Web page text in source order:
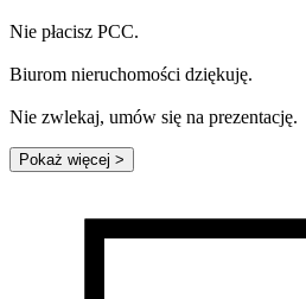
Nie płacisz PCC.
Biurom nieruchomości dziękuję.
Nie zwlekaj, umów się na prezentację.
Pokaż więcej >